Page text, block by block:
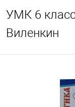
УМК 6
Виленкин